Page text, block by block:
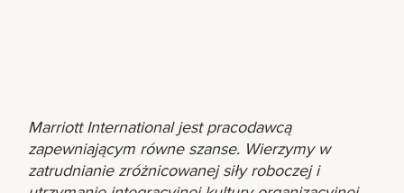
Marriott International jest pracodawcą
zapewniającym równe szanse. Wierzymy w
zatrudnianie zróżnicowanej siły roboczej i